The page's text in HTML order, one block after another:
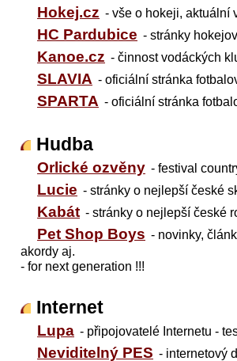
Hokej.cz - vše o hokeji, aktuální
HC Pardubice - stránky
Kanoe.cz - činnost vodáckých
SLAVIA - oficiální stránka
SPARTA - oficiální stránka
Hudba
Orlické ozvěny - festival
Lucie - stránky o nejlepší české
Kabát - stránky o nejlepší české
Pet Shop Boys - novinky,
akordy aj.
- for next generation !!!
Internet
Lupa - připojovatelé Internetu -
Neviditelný PES - internetový